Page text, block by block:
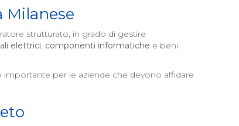
Milanese
strutturato, in grado di gestire
elettrici, componenti informatiche e beni
importante per le aziende che devono affidare